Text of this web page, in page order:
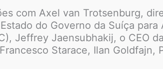
com Axel van Trotsenburg,
do Governo da Suíça
Jeffrey Jaensubhakij, o CEO
Starace, Ilan